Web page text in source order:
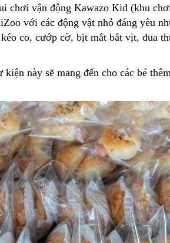
chơi vận động Kawazo Kid (khu
với các động vật nhỏ đáng yêu
co, cướp cờ, bịt mắt bắt vịt, đua
này sẽ mang đến cho các bé